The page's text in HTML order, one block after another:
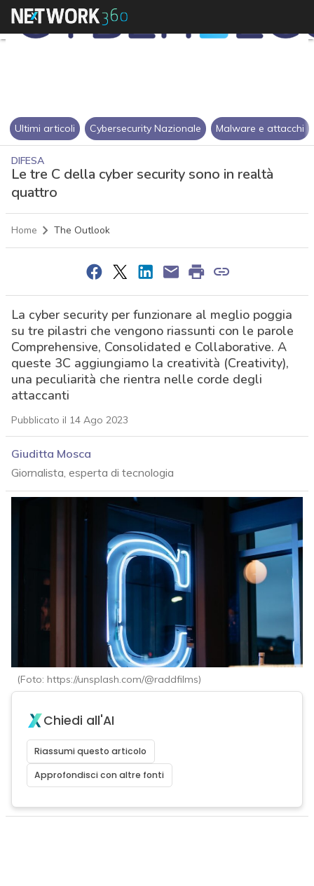
Ultimi articoli Cybersecurity Nazionale Malware e attacchi
DIFESA
Le tre C della cyber security sono in realtà
quattro
Home The Outlook
La cyber security per funzionare al meglio poggia
su tre pilastri che vengono riassunti con le parole
Comprehensive, Consolidated e Collaborative. A
queste 3C aggiungiamo la creatività (Creativity),
una peculiarità che rientra nelle corde degli
attaccanti
Pubblicato il 14 Ago 2023
Giuditta Mosca
Giornalista, esperta di tecnologia
(Foto: https://unsplash.com/@raddfilms)
Chiedi all'AI
Riassumi questo articolo
Approfondisci con altre fonti